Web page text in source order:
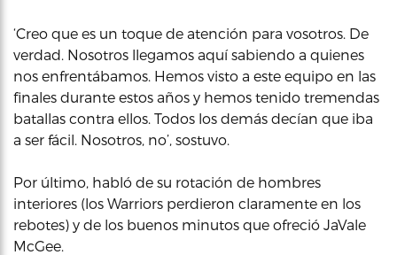
‘Creo que es un toque de atención para vosotros. De
verdad. Nosotros llegamos aquí sabiendo a quienes
nos enfrentábamos. Hemos visto a este equipo en las
finales durante estos años y hemos tenido tremendas
batallas contra ellos. Todos los demás decían que iba
a ser fácil. Nosotros, no’, sostuvo.
Por último, habló de su rotación de hombres
interiores (los Warriors perdieron claramente en los
rebotes) y de los buenos minutos que ofreció JaVale
McGee.